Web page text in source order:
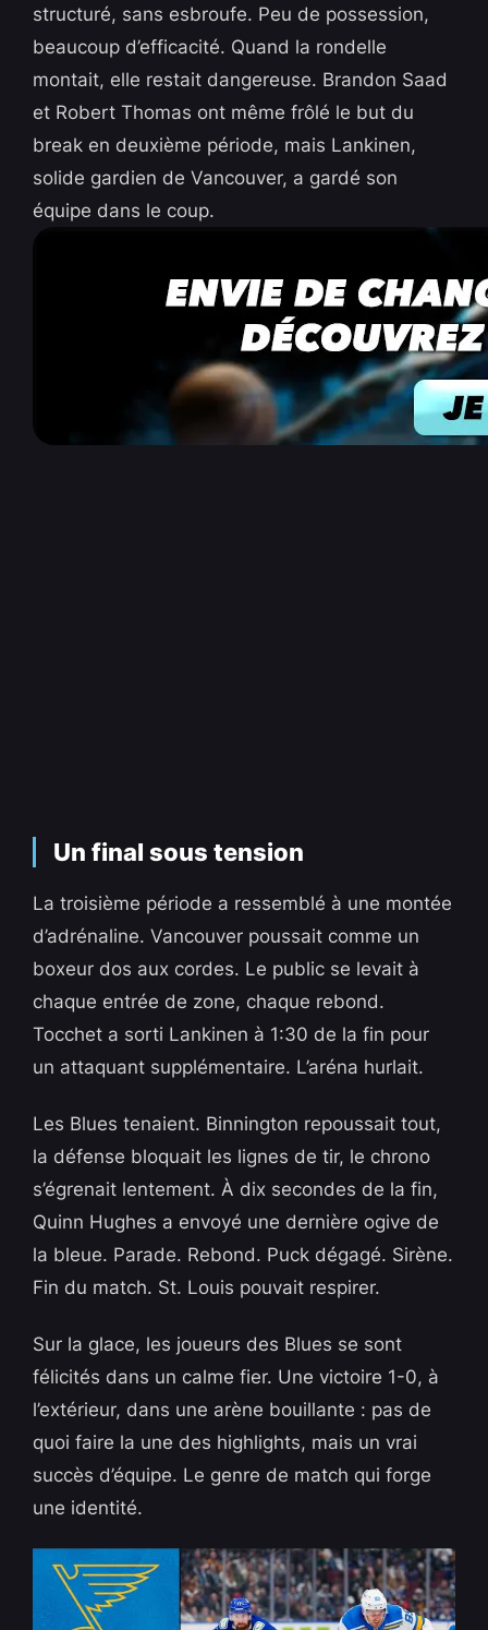
structuré, sans esbroufe. Peu de possession,
beaucoup d’efficacité. Quand la rondelle
montait, elle restait dangereuse. Brandon Saad
et Robert Thomas ont même frôlé le but du
break en deuxième période, mais Lankinen,
solide gardien de Vancouver, a gardé son
équipe dans le coup.
Un final sous tension
La troisième période a ressemblé à une montée
d’adrénaline. Vancouver poussait comme un
boxeur dos aux cordes. Le public se levait à
chaque entrée de zone, chaque rebond.
Tocchet a sorti Lankinen à 1:30 de la fin pour
un attaquant supplémentaire. L’aréna hurlait.
Les Blues tenaient. Binnington repoussait tout,
la défense bloquait les lignes de tir, le chrono
s’égrenait lentement. À dix secondes de la fin,
Quinn Hughes a envoyé une dernière ogive de
la bleue. Parade. Rebond. Puck dégagé. Sirène.
Fin du match. St. Louis pouvait respirer.
Sur la glace, les joueurs des Blues se sont
félicités dans un calme fier. Une victoire 1-0, à
l’extérieur, dans une arène bouillante : pas de
quoi faire la une des highlights, mais un vrai
succès d’équipe. Le genre de match qui forge
une identité.